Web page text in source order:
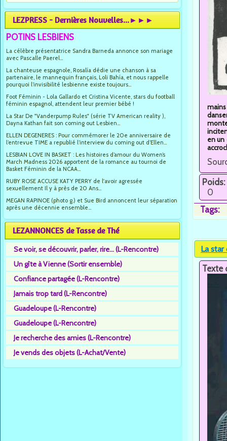
LEZPRESS - Dernières Nouvelles...►►►
POTINS LESBIENS
La célèbre présentatrice Sandra Barneda annonce son mariage
avec Pascalle Paerel...
La chanteuse espagnole, Rosalía dédie une chanson à sa
partenaire, le mannequin français, Loli Bahía, et nous rappelle
pourquoi l’invisibilité lesbienne existe toujours...
Foot Féminin - Lola Gallardo et Cristina Vicente, stars du football
féminin espagnol, attendent leur premier bébé !
La Star De "Vanderpump Rules" (série TV American reality ),
Dayna Kathan fait son coming out Lesbien...
ELLEN DEGENERES : Pour commémorer le 20e anniversaire de
l’entrevue TIME a republié l’interview du coming out d’Ellen...
LESBIAN LOVE IN BASKET : Les histoires d’amour du Women’s
March Madness 2026 apportent de la romance au tournoi de
Basket Féminin de la NCAA...
RUBY ROSE ACCUSE KATY PERRY de l'avoir agressée
sexuellement Il y à près de 20 Ans...
MEGAN RAPINOE (photo g.) et Sue Bird annoncent leur séparation
après une décennie ensemble...
LEZANNONCES de Tasse de Thé
Se voir, se découvrir, parler, rire... (L-Rencontre)
Un gîte à Vienne (Sortir ensemble)
Confiance partagée (L-Rencontre)
Jamais trop tard (L-Rencontre)
Guadeloupe (L-Rencontre)
Guadeloupe (L-Rencontre)
Je recherche des amies (L-Rencontre)
Je vends des objets (L-Achat/Vente)
en un
Poids:
0
Tags:
La
Texte